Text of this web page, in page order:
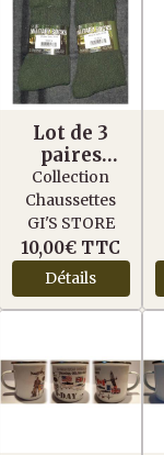
Lot de 3
paires
Chaussettes
Military
Courte Vert
Collection
Chaussettes
GI'S STORE
10,00€ TTC
Détails